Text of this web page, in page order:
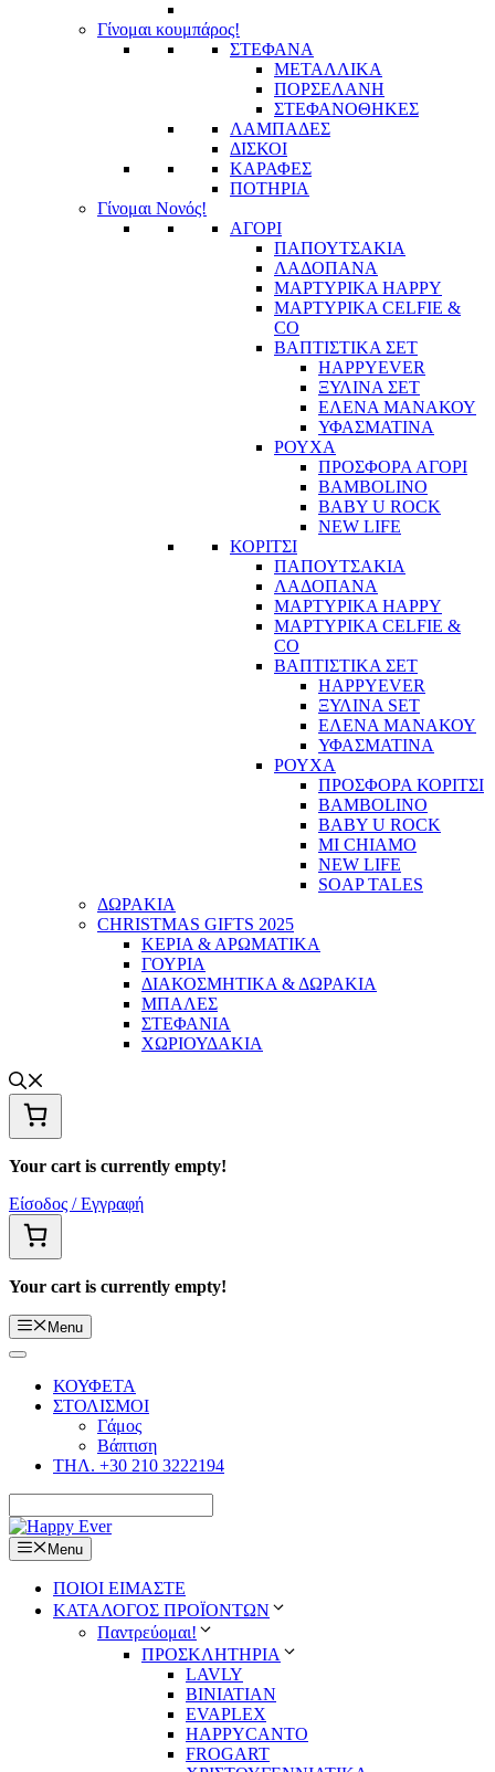
Γίνομαι κουμπάρος!
ΣΤΕΦΑΝΑ
ΜΕΤΑΛΛΙΚΑ
ΠΟΡΣΕΛΑΝΗ
ΣΤΕΦΑΝΟΘΗΚΕΣ
ΛΑΜΠΑΔΕΣ
ΔΙΣΚΟΙ
ΚΑΡΑΦΕΣ
ΠΟΤΗΡΙΑ
Γίνομαι Νονός!
ΑΓΟΡΙ
ΠΑΠΟΥΤΣΑΚΙΑ
ΛΑΔΟΠΑΝΑ
ΜΑΡΤΥΡΙΚΑ HAPPY
ΜΑΡΤΥΡΙΚΑ CELFIE &
CO
ΒΑΠΤΙΣΤΙΚΑ ΣΕΤ
HAPPYEVER
ΞΥΛΙΝΑ ΣΕΤ
ΕΛΕΝΑ ΜΑΝΑΚΟΥ
ΥΦΑΣΜΑΤΙΝΑ
ΡΟΥΧΑ
ΠΡΟΣΦΟΡΑ ΑΓΟΡΙ
BAMBOLINO
BABY U ROCK
NEW LIFE
ΚΟΡΙΤΣΙ
ΠΑΠΟΥΤΣΑΚΙΑ
ΛΑΔΟΠΑΝΑ
ΜΑΡΤΥΡΙΚΑ HAPPY
ΜΑΡΤΥΡΙΚΑ CELFIE &
CO
ΒΑΠΤΙΣΤΙΚΑ ΣΕΤ
HAPPYEVER
ΞΥΛΙΝΑ SET
ΕΛΕΝΑ ΜΑΝΑΚΟΥ
ΥΦΑΣΜΑΤΙΝΑ
ΡΟΥΧΑ
ΠΡΟΣΦΟΡΑ ΚΟΡΙΤΣΙ
BAMBOLINO
BABY U ROCK
MI CHIAMO
NEW LIFE
SOAP TALES
ΔΩΡΑΚΙΑ
CHRISTMAS GIFTS 2025
ΚΕΡΙΑ & ΑΡΩΜΑΤΙΚΑ
ΓΟΥΡΙΑ
ΔΙΑΚΟΣΜΗΤΙΚΑ & ΔΩΡΑΚΙΑ
ΜΠΑΛΕΣ
ΣΤΕΦΑΝΙΑ
ΧΩΡΙΟΥΔΑΚΙΑ
Your cart is currently empty!
Είσοδος / Εγγραφή
Your cart is currently empty!
Menu
ΚΟΥΦΕΤΑ
ΣΤΟΛΙΣΜΟΙ
Γάμος
Βάπτιση
ΤΗΛ. +30 210 3222194
Menu
ΠΟΙΟΙ ΕΙΜΑΣΤΕ
ΚΑΤΑΛΟΓΟΣ ΠΡΟΪΟΝΤΩΝ
Παντρεύομαι!
ΠΡΟΣΚΛΗΤΗΡΙΑ
LAVLY
BINIATIAN
EVAPLEX
HAPPYCANTO
FROGART